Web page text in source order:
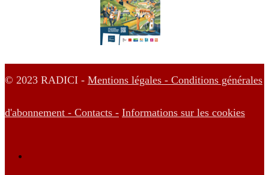
© 2023 RADICI - Mentions légales - Conditions générales
d'abonnement - Contacts - Informations sur les cookies